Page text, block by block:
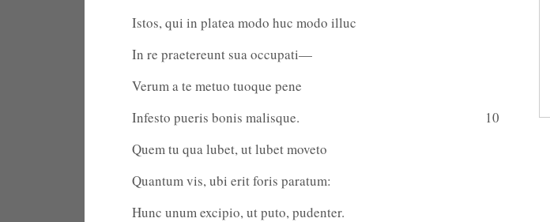
Istos, qui in platea modo huc modo illuc
In re praetereunt sua occupati—
Verum a te metuo tuoque pene
Infesto pueris bonis malisque.
10
Quem tu qua lubet, ut lubet moveto
Quantum vis, ubi erit foris paratum:
Hunc unum excipio, ut puto, pudenter.